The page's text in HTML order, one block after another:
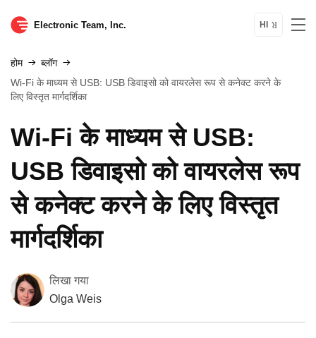
Electronic Team, Inc. HI
होम
ब्लॉग
Wi‑Fi के माध्यम से USB: USB डिवाइसो को वायरलेस रूप से कनेक्ट करने के
लिए विस्तृत मार्गदर्शिका
Wi‑Fi के माध्यम से USB:
USB डिवाइसो को वायरलेस रूप
से कनेक्ट करने के लिए विस्तृत
मार्गदर्शिका
लिखा गया
Olga Weis